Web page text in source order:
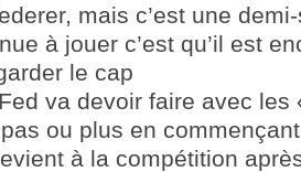
mais c’est une
à jouer c’est qu’il est
le cap
va devoir faire avec les
ou plus en
à la compétition